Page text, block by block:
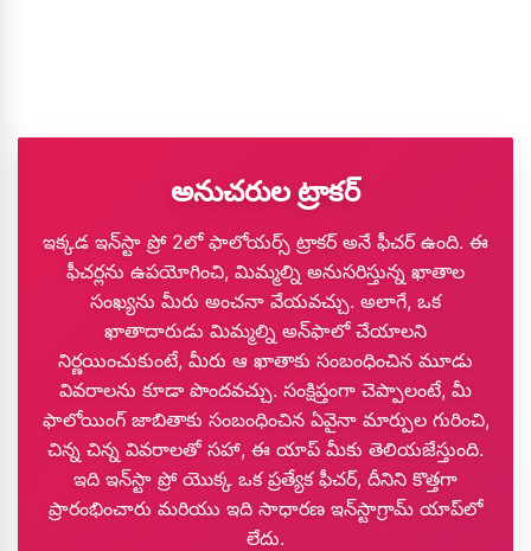
అనుచరుల ట్రాకర్
ఇక్కడ ఇన్‌స్టా ప్రో 2లో ఫాలోయర్స్ ట్రాకర్ అనే ఫీచర్ ఉంది. ఈ
ఫీచర్లను ఉపయోగించి, మిమ్మల్ని అనుసరిస్తున్న ఖాతాల
సంఖ్యను మీరు అంచనా వేయవచ్చు. అలాగే, ఒక
ఖాతాదారుడు మిమ్మల్ని అన్‌ఫాలో చేయాలని
నిర్ణయించుకుంటే, మీరు ఆ ఖాతాకు సంబంధించిన మూడు
వివరాలను కూడా పొందవచ్చు. సంక్షిప్తంగా చెప్పాలంటే, మీ
ఫాలోయింగ్ జాబితాకు సంబంధించిన ఏవైనా మార్పుల గురించి,
చిన్న చిన్న వివరాలతో సహా, ఈ యాప్ మీకు తెలియజేస్తుంది.
ఇది ఇన్‌స్టా ప్రో యొక్క ఒక ప్రత్యేక ఫీచర్, దీనిని కొత్తగా
ప్రారంభించారు మరియు ఇది సాధారణ ఇన్‌స్టాగ్రామ్ యాప్‌లో
లేదు.